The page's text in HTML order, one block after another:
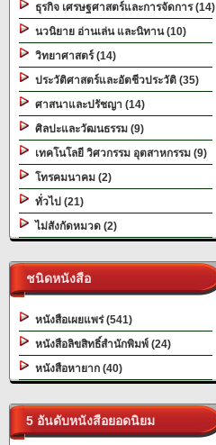
ธุรกิจ เศรษฐศาสตร์และการจัดการ (14)
นวนิยาย อ่านเล่น และนิทาน (10)
วิทยาศาสตร์ (14)
ประวัติศาสตร์และอัตชีวประวัติ (35)
ศาสนาและปรัชญา (14)
ศิลปะและวัฒนธรรม (9)
เทคโนโลยี วิศวกรรม อุตสาหกรรม (9)
โทรคมนาคม (2)
ทั่วไป (21)
ไม่สังกัดหมวด (2)
ชนิดหนังสือ
หนังสือเผยแพร่ (541)
หนังสือลิขสิทธิ์สำนักพิมพ์ (24)
หนังสือหายาก (40)
5 อันดับหนังสือยอดนิยม